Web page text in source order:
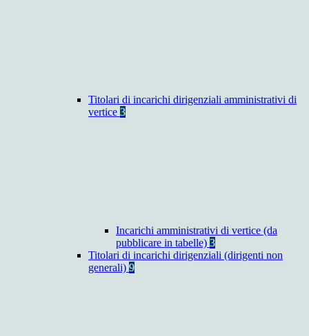
Titolari di incarichi dirigenziali amministrativi di
vertice 3
Incarichi amministrativi di vertice (da
pubblicare in tabelle) 3
Titolari di incarichi dirigenziali (dirigenti non
generali) 9